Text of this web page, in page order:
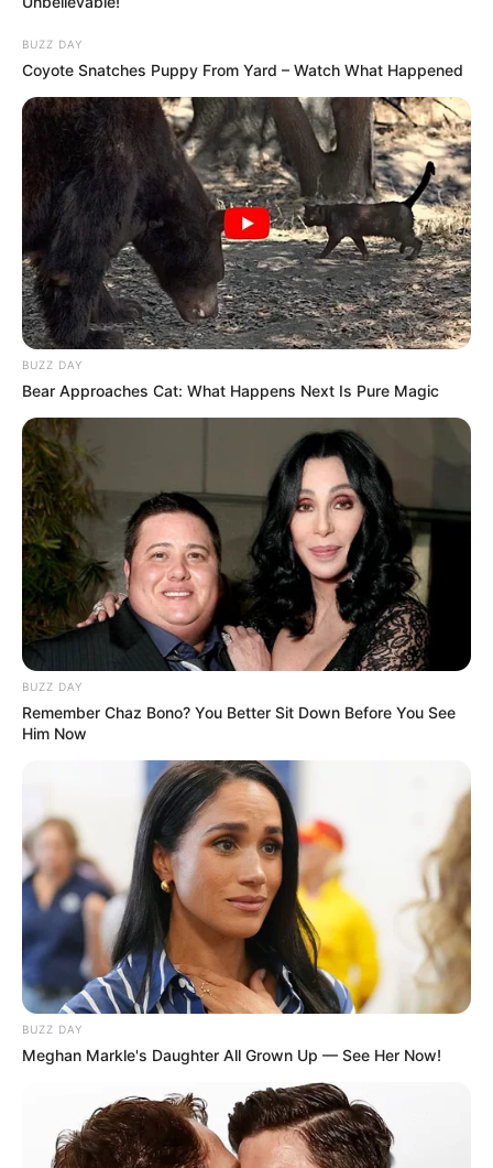
BUZZ DAY
Coyote Snatches Puppy From Yard – Watch What Happened
BUZZ DAY
Bear Approaches Cat: What Happens Next Is Pure Magic
BUZZ DAY
Remember Chaz Bono? You Better Sit Down Before You See
Him Now
BUZZ DAY
Meghan Markle's Daughter All Grown Up — See Her Now!